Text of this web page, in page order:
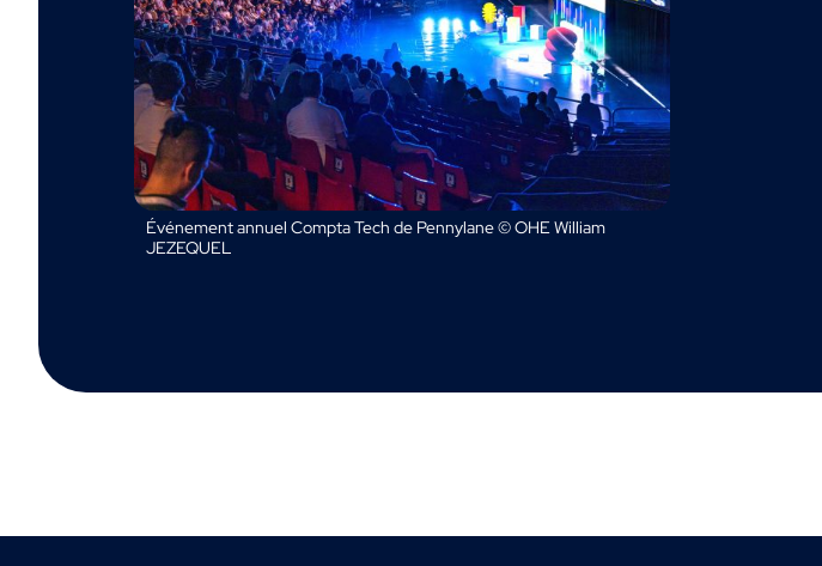
Événement annuel Compta Tech de Pennylane © OHE William
JEZEQUEL